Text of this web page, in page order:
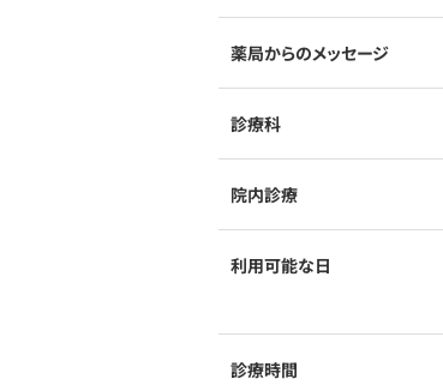
薬局からのメッセージ
診療科
院内診療
利用可能な日
診療時間